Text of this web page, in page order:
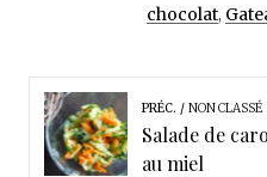
chocolat,
PRÉC. NON CLASSÉ
Salade de
au miel